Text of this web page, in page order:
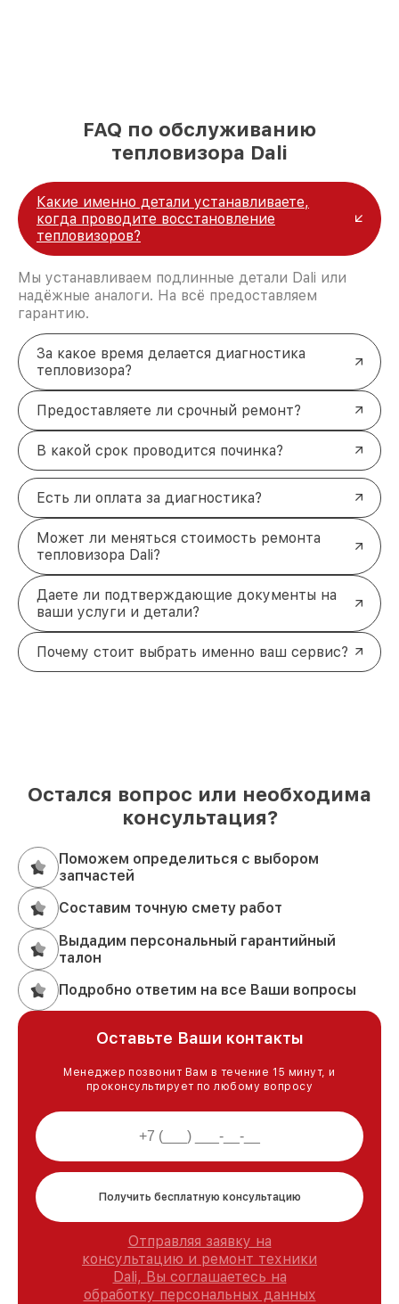
FAQ по обслуживанию
тепловизора Dali
Какие именно детали устанавливаете,
когда проводите восстановление
тепловизоров?
Мы устанавливаем подлинные детали Dali или
надёжные аналоги. На всё предоставляем
гарантию.
За какое время делается диагностика
тепловизора?
Предоставляете ли срочный ремонт?
В какой срок проводится починка?
Есть ли оплата за диагностика?
Может ли меняться стоимость ремонта
тепловизора Dali?
Даете ли подтверждающие документы на
ваши услуги и детали?
Почему стоит выбрать именно ваш сервис?
Остался вопрос или необходима
консультация?
Поможем определиться с выбором
запчастей
Составим точную смету работ
Выдадим персональный гарантийный
талон
Подробно ответим на все Ваши вопросы
Оставьте Ваши контакты
Менеджер позвонит Вам в течение 15 минут, и
проконсультирует по любому вопросу
Получить бесплатную консультацию
Отправляя заявку на
консультацию и ремонт техники
Dali, Вы соглашаетесь на
обработку персональных данных